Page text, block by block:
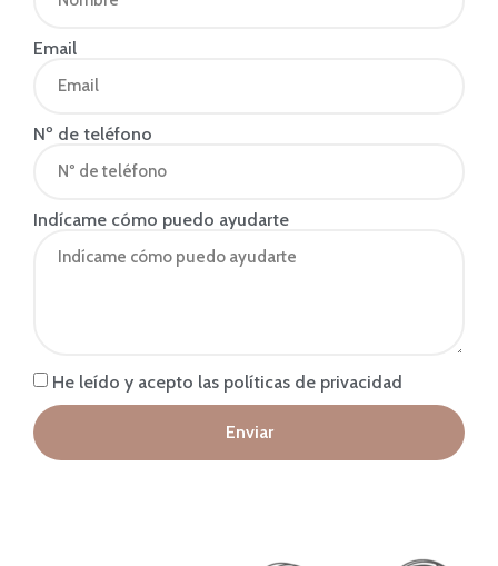
Email
Nº de teléfono
Indícame cómo puedo ayudarte
He leído y acepto las políticas de privacidad
Enviar